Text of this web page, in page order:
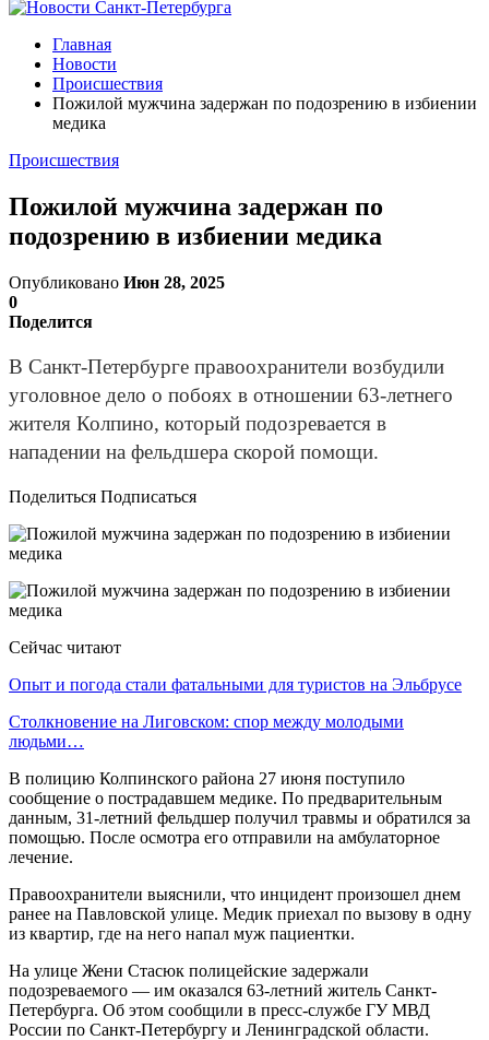
Главная
Новости
Происшествия
Пожилой мужчина задержан по подозрению в избиении
медика
Происшествия
Пожилой мужчина задержан по
подозрению в избиении медика
Опубликовано Июн 28, 2025
0
Поделится
В Санкт-Петербурге правоохранители возбудили
уголовное дело о побоях в отношении 63-летнего
жителя Колпино, который подозревается в
нападении на фельдшера скорой помощи.
Поделиться Подписаться
Сейчас читают
Опыт и погода стали фатальными для туристов на Эльбрусе
Столкновение на Лиговском: спор между молодыми
людьми…
В полицию Колпинского района 27 июня поступило
сообщение о пострадавшем медике. По предварительным
данным, 31-летний фельдшер получил травмы и обратился за
помощью. После осмотра его отправили на амбулаторное
лечение.
Правоохранители выяснили, что инцидент произошел днем
ранее на Павловской улице. Медик приехал по вызову в одну
из квартир, где на него напал муж пациентки.
На улице Жени Стасюк полицейские задержали
подозреваемого — им оказался 63-летний житель Санкт-
Петербурга. Об этом сообщили в пресс-службе ГУ МВД
России по Санкт-Петербургу и Ленинградской области.